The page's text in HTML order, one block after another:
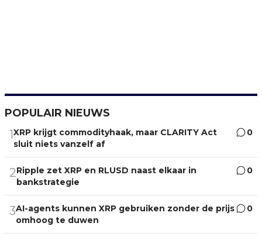
POPULAIR NIEUWS
1XRP krijgt commodityhaak, maar CLARITY Act
sluit niets vanzelf af
0
2Ripple zet XRP en RLUSD naast elkaar in
bankstrategie
0
3AI-agents kunnen XRP gebruiken zonder de prijs
omhoog te duwen
0